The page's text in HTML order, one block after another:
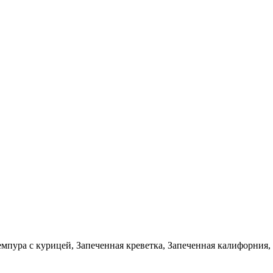
с курицей, Запеченная креветка, Запеченная